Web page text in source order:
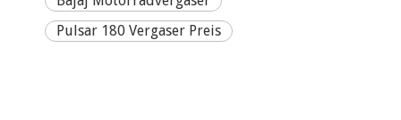
Pulsar 180 Vergaser Preis